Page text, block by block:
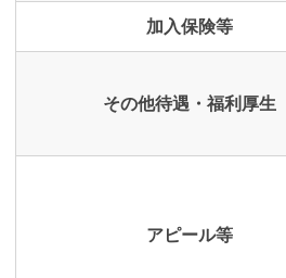
加入保険等
その他待遇・福利厚生
アピール等